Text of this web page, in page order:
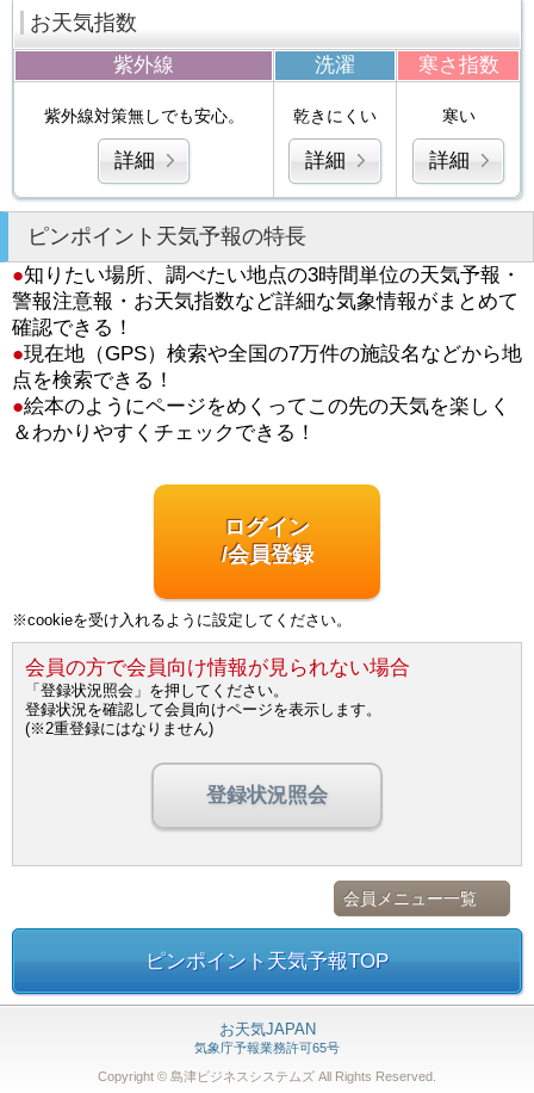
お天気指数
紫外線 洗濯 寒さ指数
紫外線対策無しでも安心。
詳細
乾きにくい
詳細
寒い
詳細
ピンポイント天気予報の特長
●知りたい場所、調べたい地点の3時間単位の天気予報・
警報注意報・お天気指数など詳細な気象情報がまとめて
確認できる！
●現在地（GPS）検索や全国の7万件の施設名などから地
点を検索できる！
●絵本のようにページをめくってこの先の天気を楽しく
＆わかりやすくチェックできる！
ログイン
/会員登録
※cookieを受け入れるように設定してください。
会員の方で会員向け情報が見られない場合
「登録状況照会」を押してください。
登録状況を確認して会員向けページを表示します。
(※2重登録にはなりません)
登録状況照会
会員メニュー一覧
ピンポイント天気予報TOP
お天気JAPAN
気象庁予報業務許可65号
Copyright © 島津ビジネスシステムズ All Rights Reserved.